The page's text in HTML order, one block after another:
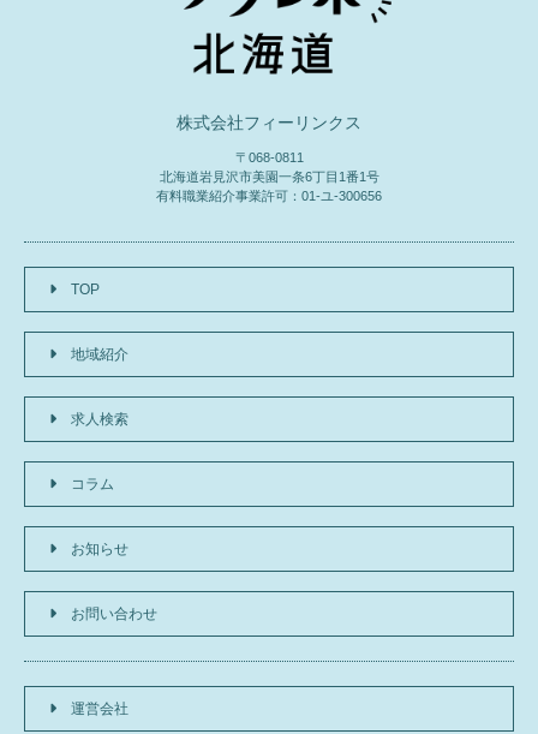
株式会社フィーリンクス
〒068-0811
北海道岩見沢市美園一条6丁目1番1号
有料職業紹介事業許可：01-ユ-300656
TOP
地域紹介
求人検索
コラム
お知らせ
お問い合わせ
運営会社